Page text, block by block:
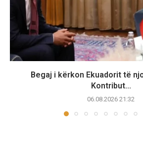
Begaj i kërkon Ekuadorit të
Kontribut...
06.08.2026 21:32